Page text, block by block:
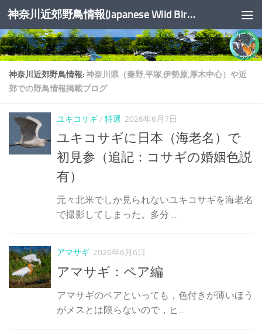
コンテンツへスキップ 神奈川近郊野鳥情報(Japanese Wild Birds Info.)
神奈川近郊野鳥情報:神奈川県（秦野,平塚,伊勢原,厚木中心）や近
郊での野鳥情報掲載ブログ
ユキコサギ/ 特選 2026年6月7日
ユキコサギに日本（海老名）で
初見参（追記：コサギの婚姻色説
有）
元々北米でしか見られないユキコサギを海老名
で撮影してしまった。多分 ...
アマサギ 2026年6月6日
アマサギ：ペア編
アマサギのペアといっても，色付きが薄いほう
がメスとは限らないので，ヒ...